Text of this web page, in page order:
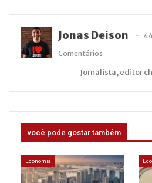
Jonas Deison
Comentários
Jornalista, editor
você pode gostar também
Economia